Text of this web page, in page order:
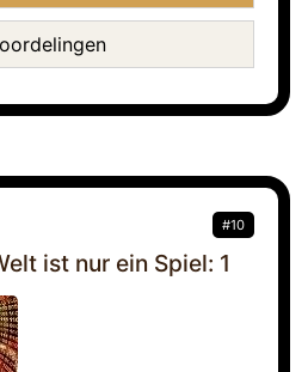
#10
ist nur ein Spiel: 1